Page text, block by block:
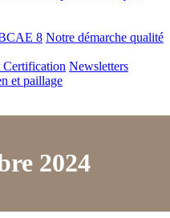
8 Notre démarche qualité
Certification Newsletters
et paillage
2024